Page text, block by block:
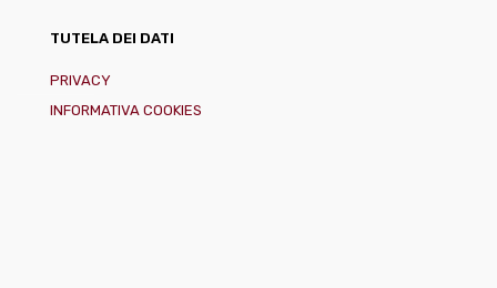
TUTELA DEI DATI
PRIVACY
INFORMATIVA COOKIES